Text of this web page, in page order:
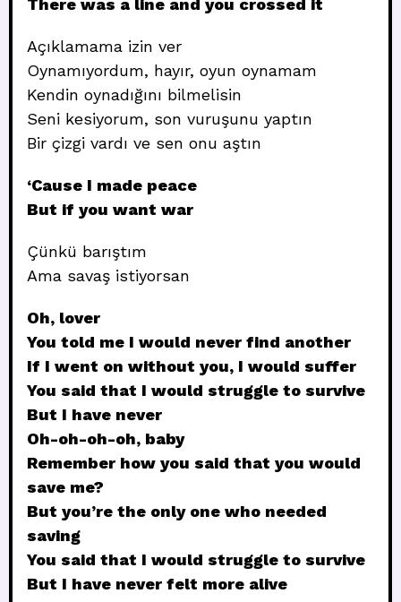
There was a line and you crossed it
Açıklamama izin ver
Oynamıyordum, hayır, oyun oynamam
Kendin oynadığını bilmelisin
Seni kesiyorum, son vuruşunu yaptın
Bir çizgi vardı ve sen onu aştın
‘Cause I made peace
But if you want war
Çünkü barıştım
Ama savaş istiyorsan
Oh, lover
You told me I would never find another
If I went on without you, I would suffer
You said that I would struggle to survive
But I have never
Oh-oh-oh-oh, baby
Remember how you said that you would
save me?
But you’re the only one who needed
saving
You said that I would struggle to survive
But I have never felt more alive